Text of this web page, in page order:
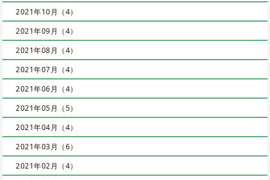
2021年10月（4）
2021年09月（4）
2021年08月（4）
2021年07月（4）
2021年06月（4）
2021年05月（5）
2021年04月（4）
2021年03月（6）
2021年02月（4）